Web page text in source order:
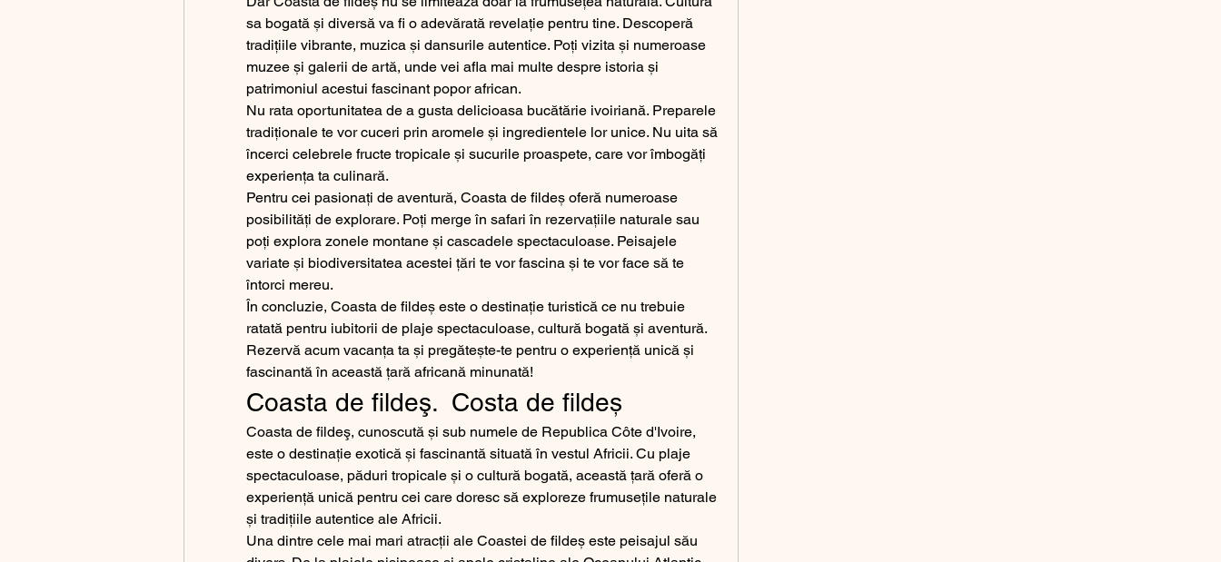
sa bogată și diversă va fi o adevărată revelație pentru tine. Descoperă
tradițiile vibrante, muzica și dansurile autentice. Poți vizita și numeroase
muzee și galerii de artă, unde vei afla mai multe despre istoria și
patrimoniul acestui fascinant popor african.
Nu rata oportunitatea de a gusta delicioasa bucătărie ivoiriană. Preparele
tradiționale te vor cuceri prin aromele și ingredientele lor unice. Nu uita să
încerci celebrele fructe tropicale și sucurile proaspete, care vor îmbogăți
experiența ta culinară.
Pentru cei pasionați de aventură, Coasta de fildeș oferă numeroase
posibilități de explorare. Poți merge în safari în rezervațiile naturale sau
poți explora zonele montane și cascadele spectaculoase. Peisajele
variate și biodiversitatea acestei țări te vor fascina și te vor face să te
întorci mereu.
În concluzie, Coasta de fildeș este o destinație turistică ce nu trebuie
ratată pentru iubitorii de plaje spectaculoase, cultură bogată și aventură.
Rezervă acum vacanța ta și pregătește-te pentru o experiență unică și
fascinantă în această țară africană minunată!
Coasta de fildeş.  Costa de fildeș
Coasta de fildeş, cunoscută și sub numele de Republica Côte d'Ivoire,
este o destinație exotică și fascinantă situată în vestul Africii. Cu plaje
spectaculoase, păduri tropicale și o cultură bogată, această țară oferă o
experiență unică pentru cei care doresc să exploreze frumusețile naturale
și tradițiile autentice ale Africii.
Una dintre cele mai mari atracții ale Coastei de fildeș este peisajul său